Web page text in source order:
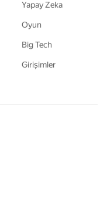
Yapay Zeka
Oyun
Big Tech
Girişimler